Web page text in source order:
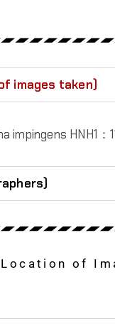
images taken)
impingens HNH1：
(Location of